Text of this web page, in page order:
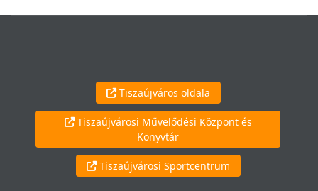
Tiszaújváros oldala
Tiszaújvárosi Művelődési Központ és
Könyvtár
Tiszaújvárosi Sportcentrum